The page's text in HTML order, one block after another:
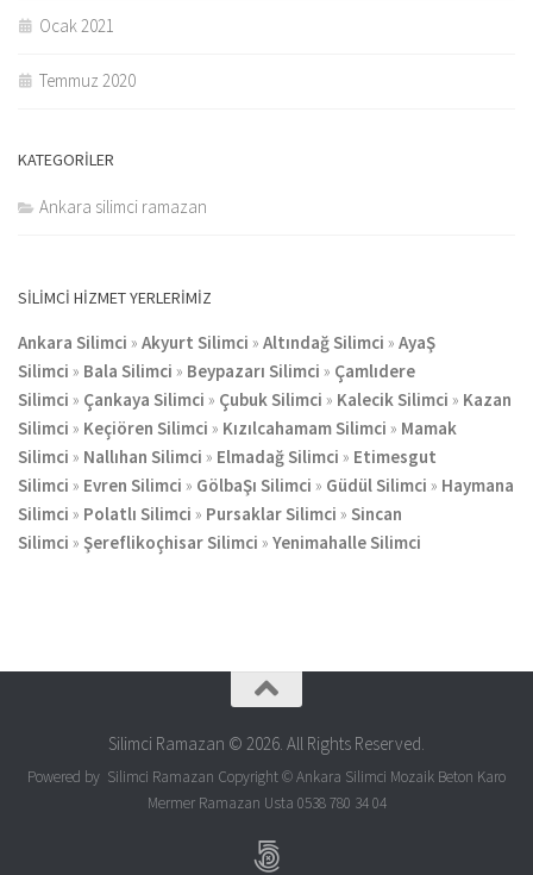
Ocak 2021
Temmuz 2020
KATEGORILER
Ankara silimci ramazan
SILIMCI HIZMET YERLERIMIZ
Ankara Silimci » Akyurt Silimci » Altındağ Silimci » AyaŞ
Silimci » Bala Silimci » Beypazarı Silimci » Çamlıdere
Silimci » Çankaya Silimci » Çubuk Silimci » Kalecik Silimci » Kazan
Silimci » Keçiören Silimci » Kızılcahamam Silimci » Mamak
Silimci » Nallıhan Silimci » Elmadağ Silimci » Etimesgut
Silimci » Evren Silimci » GölbaŞı Silimci » Güdül Silimci » Haymana
Silimci » Polatlı Silimci » Pursaklar Silimci » Sincan
Silimci » Şereflikoçhisar Silimci » Yenimahalle Silimci
Silimci Ramazan © 2026. All Rights Reserved.
Powered by Silimci Ramazan Copyright © Ankara Silimci Mozaik Beton Karo
Mermer Ramazan Usta 0538 780 34 04